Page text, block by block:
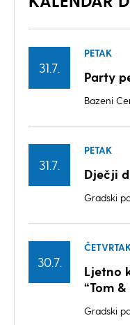
31.7.
PETAK
Party
Bazeni
31.7.
PETAK
Dječji
Gradski
30.7.
Ljetno
“Tom
Gradski